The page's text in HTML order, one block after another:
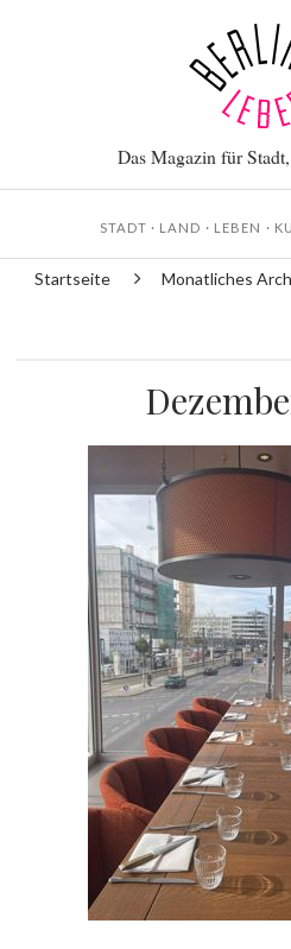
Das Magazin für
STADT · LAND · LEBEN ·
Startseite Monatliches